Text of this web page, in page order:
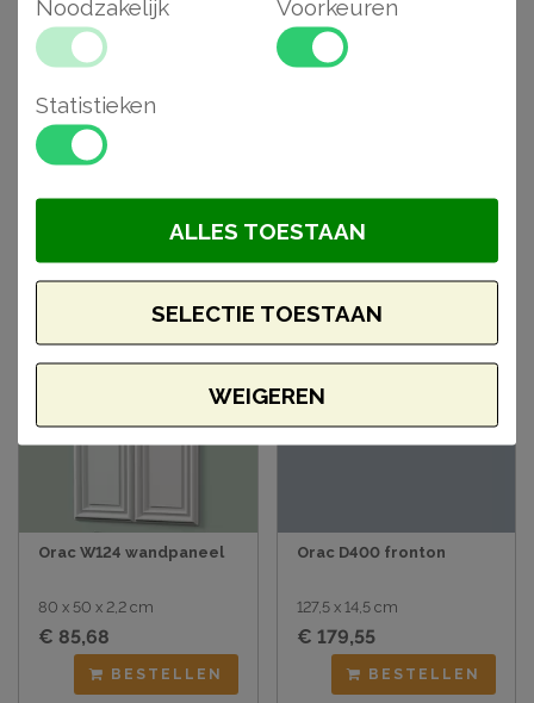
- Voorgeschilderd en extreem stootvast
- Opening voor doorvoer draden
Gerelateerde
artikelen
Orac W124 wandpaneel
80 x 50 x 2,2 cm
€ 85,68
BESTELLEN
Orac D400 fronton
127,5 x 14,5 cm
€ 179,55
BESTELLEN
Noodzakelijk Voorkeuren
Statistieken
WEIGEREN
SELECTIE TOESTAAN
ALLES TOESTAAN